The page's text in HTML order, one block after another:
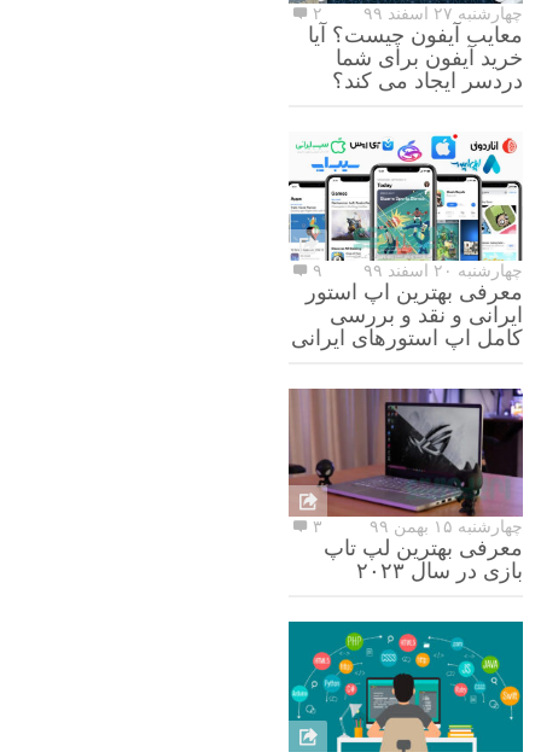
چهارشنبه ۲۷ اسفند ۹۹ ۲
معایب آیفون چیست؟ آیا
خرید آیفون برای شما
دردسر ایجاد می کند؟
چهارشنبه ۲۰ اسفند ۹۹ ۹
معرفی بهترین اپ استور
ایرانی و نقد و بررسی
کامل اپ استورهای ایرانی
چهارشنبه ۱۵ بهمن ۹۹ ۳
معرفی بهترین لپ تاپ
بازی در سال ۲۰۲۳